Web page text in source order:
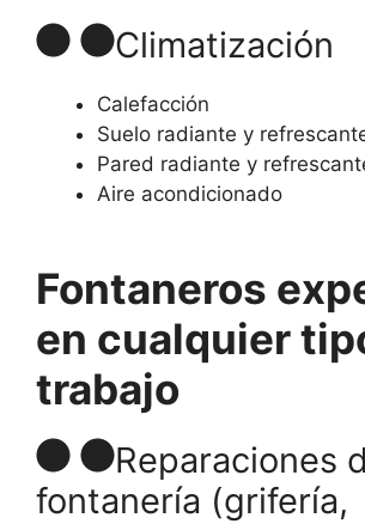
Climatización
Calefacción
Suelo radiante y
Pared radiante y
Aire acondicionado
Fontaneros
en cualquier
trabajo
Reparaciones
fontanería (grifería,